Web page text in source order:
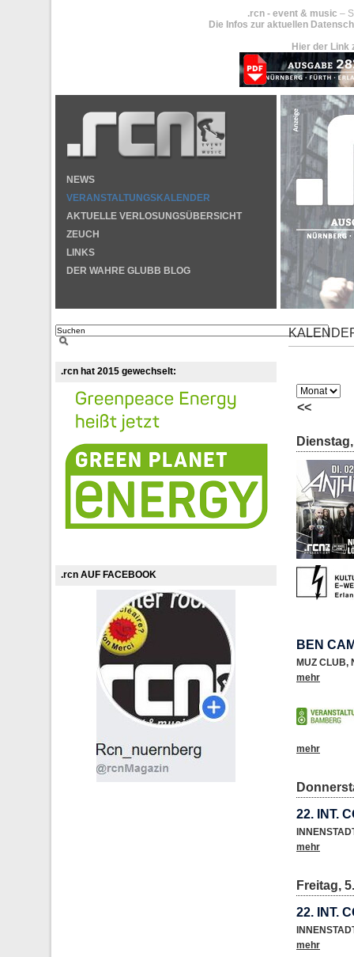
.rcn - event & music –
Die Infos zur aktuellen
Hier der Link
NEWS
VERANSTALTUNGSKALENDER
AKTUELLE VERLOSUNGSÜBERSICHT
ZEUCH
LINKS
DER WAHRE GLUBB BLOG
.rcn hat 2015 gewechselt:
.rcn AUF FACEBOOK
<<
BEN
MUZ CLUB,
mehr
mehr
22. INT.
mehr
Freitag,
22. INT.
mehr